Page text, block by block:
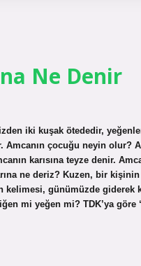
Ne Denir
iki kuşak ötededir,
çocuğu neyin olur?
karısına teyze denir.
ne deriz? Kuzen, bir
günümüzde giderek
mi yeğen mi? TDK’ya